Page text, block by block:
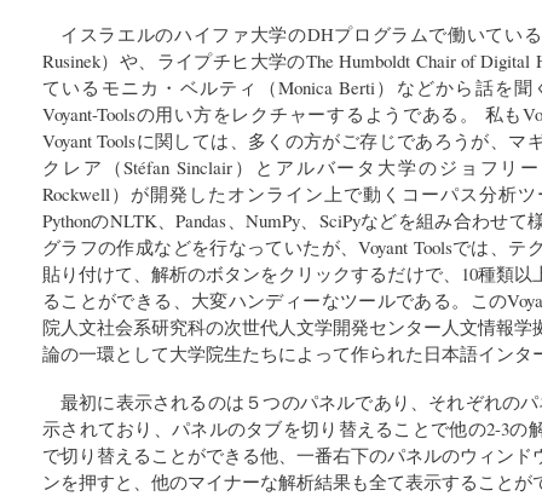
イスラエルのハイファ大学のDHプログラムで働いてい
Rusinek）や、ライプチヒ大学のThe Humboldt Chair of
ているモニカ・ベルティ（Monica Berti）などから話を
Voyant-Toolsの用い方をレクチャーするようである。 私も
Voyant Toolsに関しては、多くの方がご存じであろうが、マ
クレア（Stéfan Sinclair）とアルバータ大学のジョフリ
Rockwell）が開発したオンライン上で動くコーパス分析
PythonのNLTK、Pandas、NumPy、SciPyなどを組み合わせ
グラフの作成などを行なっていたが、Voyant Toolsでは、テ
貼り付けて、解析のボタンをクリックするだけで、10種類
ることができる、大変ハンディーなツールである。この
院人文社会系研究科の次世代人文学開発センター人文情報学
論の一環として大学院生たちによって作られた日本語インタ
最初に表示されるのは５つのパネルであり、それぞれの
示されており、パネルのタブを切り替えることで他の2-3の
で切り替えることができる他、一番右下のパネルのウィン
ンを押すと、他のマイナーな解析結果も全て表示することが